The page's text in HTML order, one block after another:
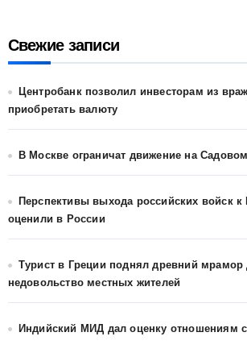
Свежие записи
Центробанк позволил инвесторам из
приобретать валюту
В Москве ограничат движение на
Перспективы выхода российских войск к
оценили в России
Турист в Греции поднял древний
недовольство местных жителей
Индийский МИД дал оценку отношениям